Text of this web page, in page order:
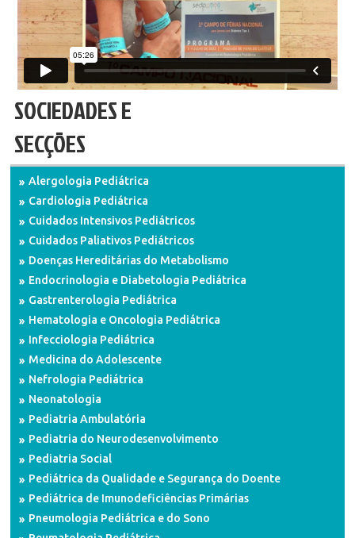
SOCIEDADES E
SECÇÕES
Alergologia Pediátrica
Cardiologia Pediátrica
Cuidados Intensivos Pediátricos
Cuidados Paliativos Pediátricos
Doenças Hereditárias do Metabolismo
Endocrinologia e Diabetologia Pediátrica
Gastrenterologia Pediátrica
Hematologia e Oncologia Pediátrica
Infecciologia Pediátrica
Medicina do Adolescente
Nefrologia Pediátrica
Neonatologia
Pediatria Ambulatória
Pediatria do Neurodesenvolvimento
Pediatria Social
Pediátrica da Qualidade e Segurança do Doente
Pediátrica de Imunodeficiências Primárias
Pneumologia Pediátrica e do Sono